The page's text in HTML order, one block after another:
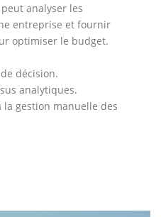
peut analyser les
entreprise et fournir
optimiser le budget.
décision.
analytiques.
la gestion manuelle des